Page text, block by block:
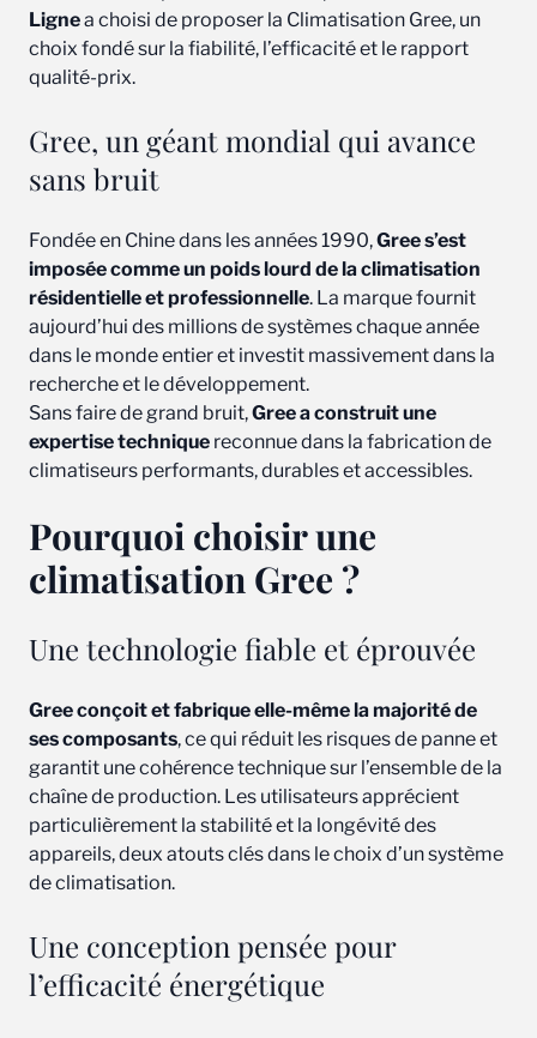
Lignea choisi de proposer la Climatisation Gree, un
choix fondé sur la fiabilité, l’efficacité et le rapport
qualité-prix.
Gree, un géant mondial qui avance
sans bruit
Fondée en Chine dans les années 1990,Gree s’est
imposée comme un poids lourd de la climatisation
résidentielle et professionnelle. La marque fournit
aujourd’hui des millions de systèmes chaque année
dans le monde entier et investit massivement dans la
recherche et le développement.
Sans faire de grand bruit,Gree a construit une
expertise technique reconnue dans la fabrication de
climatiseurs performants, durables et accessibles.
Pourquoi choisir une
climatisation Gree ?
Une technologie fiable et éprouvée
Gree conçoit et fabrique elle-même la majorité de
ses composants, ce qui réduit les risques de panne et
garantit une cohérence technique sur l’ensemble de la
chaîne de production. Les utilisateurs apprécient
particulièrement la stabilité et la longévité des
appareils, deux atouts clés dans le choix d’un système
de climatisation.
Une conception pensée pour
l’efficacité énergétique